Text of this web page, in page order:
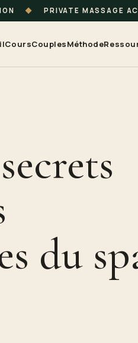
◆ PRIVATE MASSAGE
CoursCouplesMéthode
du